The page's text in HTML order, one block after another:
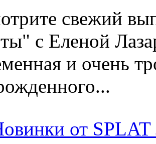
свежий
с Еленой
и очень
от